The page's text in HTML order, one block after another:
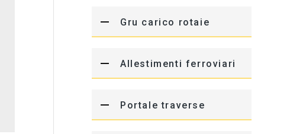
Gru carico rotaie
Allestimenti ferroviari
Portale traverse